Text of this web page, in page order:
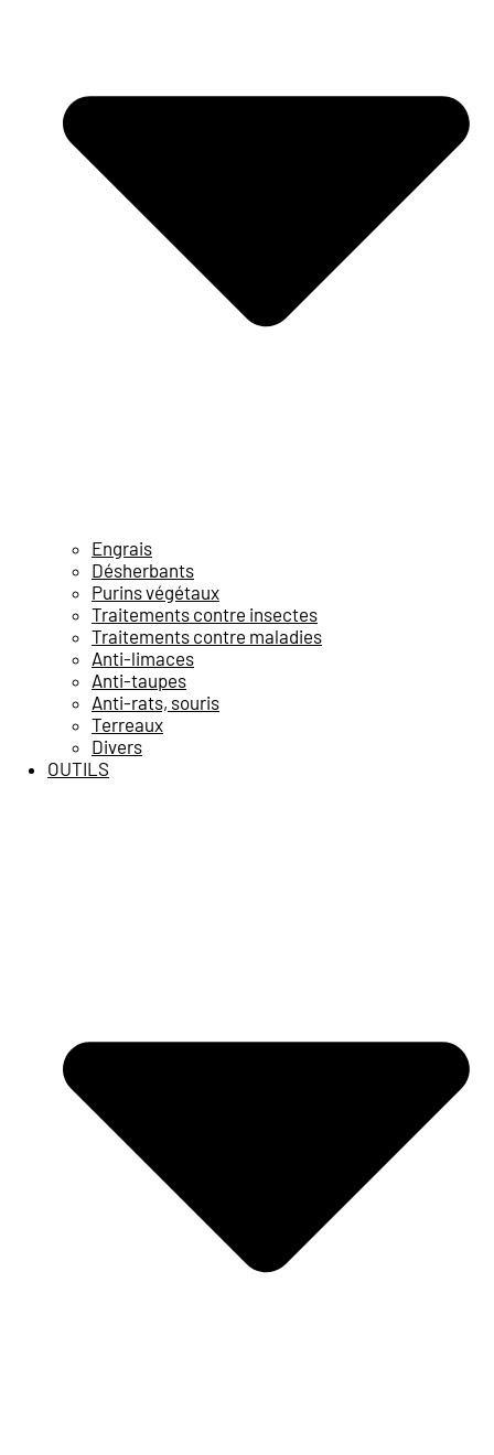
Engrais
Désherbants
Purins végétaux
Traitements contre insectes
Traitements contre maladies
Anti-limaces
Anti-taupes
Anti-rats, souris
Terreaux
Divers
OUTILS